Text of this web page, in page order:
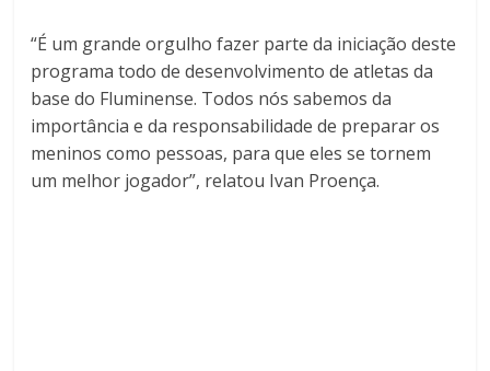
“É um grande orgulho fazer parte da iniciação deste
programa todo de desenvolvimento de atletas da
base do Fluminense. Todos nós sabemos da
importância e da responsabilidade de preparar os
meninos como pessoas, para que eles se tornem
um melhor jogador”, relatou Ivan Proença.